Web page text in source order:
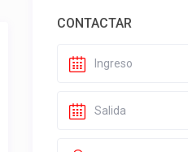
CONTACTAR